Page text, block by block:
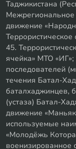
Таджикистана
Межрегиональное
движение
45.
ячейка» МТО
последователей
течения Батал-
баталхаджинцев,
(устаза) Батал-
движение
используемые
«Молодёжь
военизированное